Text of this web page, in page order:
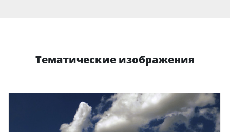
Тематические изображения